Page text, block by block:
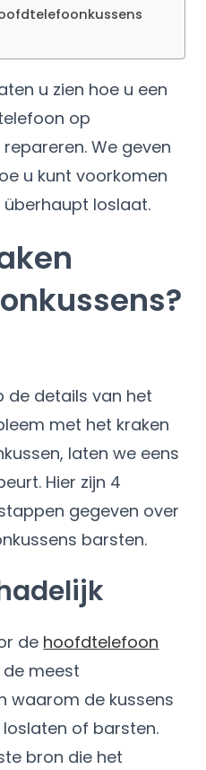
u zien hoe u een
op
We geven
u kunt voorkomen
loslaat.
de details van het
met het kraken
laten we eens
Hier zijn 4
gegeven over
barsten.
de hoofdtelefoon
de meest
waarom de kussens
of barsten.
bron die het